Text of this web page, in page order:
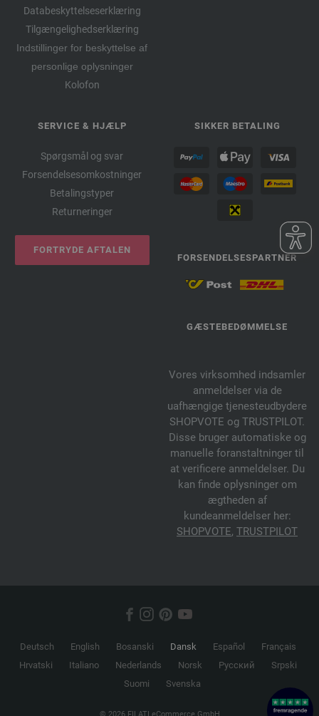
Databeskyttelseserklæring
Tilgængelighedserklæring
Indstillinger for beskyttelse af
personlige oplysninger
Kolofon
SERVICE & HJÆLP
Spørgsmål og svar
Forsendelsesomkostninger
Betalingstyper
Returneringer
FORTRYDE AFTALEN
SIKKER BETALING
FORSENDELSESPARTNER
GÆSTEBEDØMMELSE
Vores virksomhed indsamler
anmeldelser via de
uafhængige tjenesteudbydere
SHOPVOTE og TRUSTPILOT.
Disse bruger automatiske og
manuelle foranstaltninger til
at verificere anmeldelser. Du
kan finde oplysninger om
ægtheden af
kundeanmeldelser her:
SHOPVOTE, TRUSTPILOT
Deutsch English Bosanski Dansk Español
Français
Hrvatski
Italiano Nederlands Norsk Русский
Srpski
Suomi
Svenska
© 2026 FILATI eCommerce GmbH